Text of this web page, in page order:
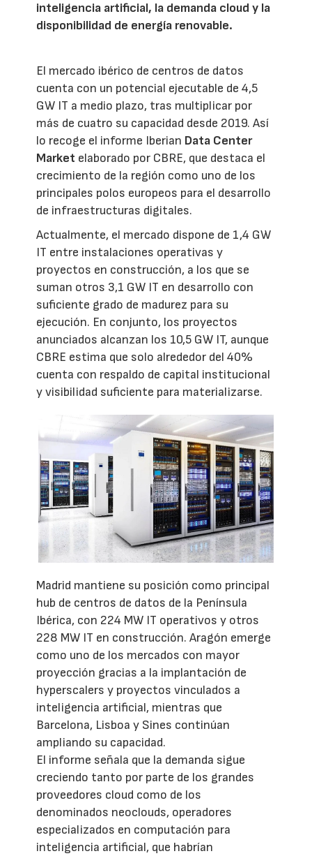
inteligencia artificial, la demanda cloud y la
disponibilidad de energía renovable.
El mercado ibérico de centros de datos
cuenta con un potencial ejecutable de 4,5
GW IT a medio plazo, tras multiplicar por
más de cuatro su capacidad desde 2019. Así
lo recoge el informe Iberian Data Center
Market elaborado por CBRE, que destaca el
crecimiento de la región como uno de los
principales polos europeos para el desarrollo
de infraestructuras digitales.
Actualmente, el mercado dispone de 1,4 GW
IT entre instalaciones operativas y
proyectos en construcción, a los que se
suman otros 3,1 GW IT en desarrollo con
suficiente grado de madurez para su
ejecución. En conjunto, los proyectos
anunciados alcanzan los 10,5 GW IT, aunque
CBRE estima que solo alrededor del 40%
cuenta con respaldo de capital institucional
y visibilidad suficiente para materializarse.
Madrid mantiene su posición como principal
hub de centros de datos de la Península
Ibérica, con 224 MW IT operativos y otros
228 MW IT en construcción. Aragón emerge
como uno de los mercados con mayor
proyección gracias a la implantación de
hyperscalers y proyectos vinculados a
inteligencia artificial, mientras que
Barcelona, Lisboa y Sines continúan
ampliando su capacidad.
El informe señala que la demanda sigue
creciendo tanto por parte de los grandes
proveedores cloud como de los
denominados neoclouds, operadores
especializados en computación para
inteligencia artificial, que habrían